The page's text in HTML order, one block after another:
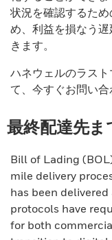
状況を確認するた
め、利益を損なう
きます。
ハネウェルのラス
て、今すぐお問い合
最終配達先
Bill of Lading
mile delivery
has been
protocols have
for both